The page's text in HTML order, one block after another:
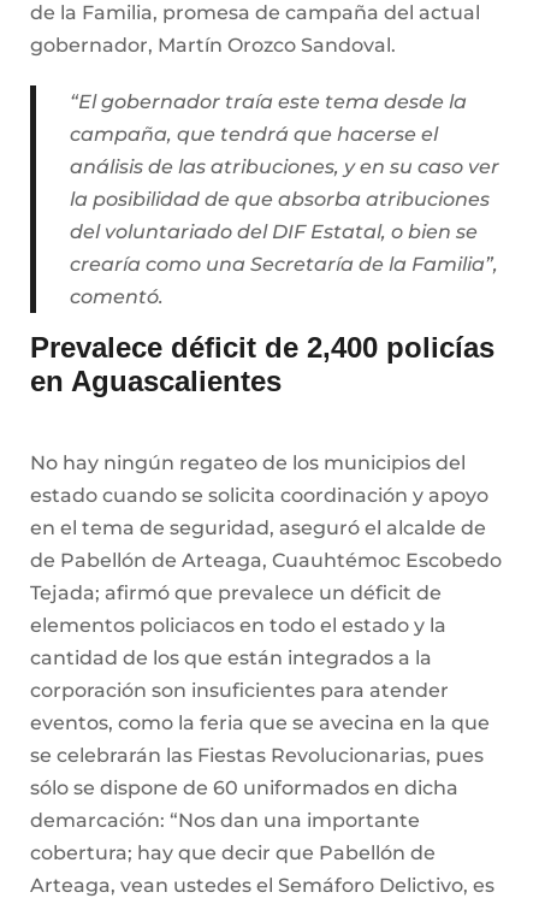
de la Familia, promesa de campaña del actual
gobernador, Martín Orozco Sandoval.
“El gobernador traía este tema desde la
campaña, que tendrá que hacerse el
análisis de las atribuciones, y en su caso ver
la posibilidad de que absorba atribuciones
del voluntariado del DIF Estatal, o bien se
crearía como una Secretaría de la Familia”,
comentó.
Prevalece déficit de 2,400 policías
en Aguascalientes
No hay ningún regateo de los municipios del
estado cuando se solicita coordinación y apoyo
en el tema de seguridad, aseguró el alcalde de
de Pabellón de Arteaga, Cuauhtémoc Escobedo
Tejada; afirmó que prevalece un déficit de
elementos policiacos en todo el estado y la
cantidad de los que están integrados a la
corporación son insuficientes para atender
eventos, como la feria que se avecina en la que
se celebrarán las Fiestas Revolucionarias, pues
sólo se dispone de 60 uniformados en dicha
demarcación: “Nos dan una importante
cobertura; hay que decir que Pabellón de
Arteaga, vean ustedes el Semáforo Delictivo, es